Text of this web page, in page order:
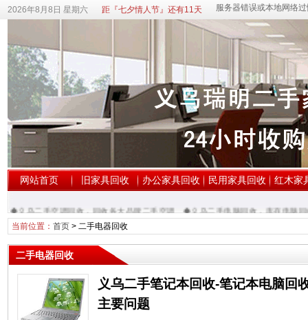
2026年8月8日 星期六 距『七夕情人节』还有11天
网站首页 旧家具回收 办公家具回收 民用家具回收 红木家
义乌二手空调回收，回收各大品牌二手空调
◆义乌二手电脑回收，库存电脑回收
当前位置： 首页> 二手电器回收
二手电器回收
义乌二手笔记本回收-笔记本电脑回
主要问题